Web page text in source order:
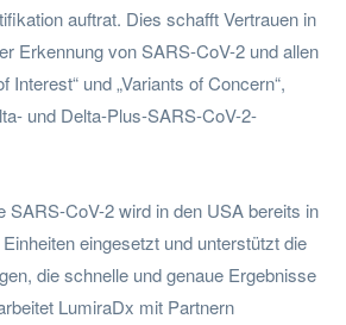
auftrat. Dies schafft Vertrauen in
Erkennung von SARS-CoV-2 und allen
Interest“ und „Variants of Concern“,
und Delta-Plus-SARS-CoV-2-
SARS-CoV-2 wird in den USA bereits in
eingesetzt und unterstützt die
die schnelle und genaue Ergebnisse
LumiraDx mit Partnern